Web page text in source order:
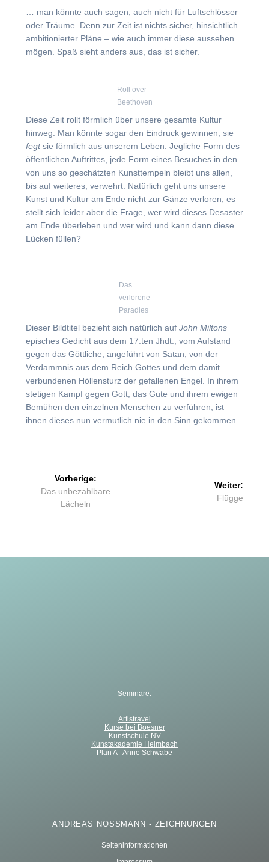
… man könnte auch sagen, auch nicht für Luftschlösser
oder Träume. Denn zur Zeit ist nichts sicher, hinsichtlich
ambitionierter Pläne – wie auch immer diese aussehen
mögen. Spaß sieht anders aus, das ist sicher.
Roll over
Beethoven
Diese Zeit rollt förmlich über unsere gesamte Kultur
hinweg. Man könnte sogar den Eindruck gewinnen, sie
fegtsie förmlich aus unserem Leben. Jegliche Form des
öffentlichen Auftrittes, jede Form eines Besuches in den
von uns so geschätzten Kunsttempeln bleibt uns allen,
bis auf weiteres, verwehrt. Natürlich geht uns unsere
Kunst und Kultur am Ende nicht zur Gänze verloren, es
stellt sich leider aber die Frage, wer wird dieses Desaster
am Ende überleben und wer wird und kann dann diese
Lücken füllen?
Das
verlorene
Paradies
Dieser Bildtitel bezieht sich natürlich auf John Miltons
episches Gedicht aus dem 17.ten Jhdt., vom Aufstand
gegen das Göttliche, angeführt von Satan, von der
Verdammnis aus dem Reich Gottes und dem damit
verbundenen Höllensturz der gefallenen Engel. In ihrem
stetigen Kampf gegen Gott, das Gute und ihrem ewigen
Bemühen den einzelnen Menschen zu verführen, ist
ihnen dieses nun vermutlich nie in den Sinn gekommen.
Beitragsnavigation
Vorherige:
Vorheriger
Beitrag:
Das unbezahlbare
Lächeln
Weiter:
Nächster
Flügge
ANDREAS NOSSMANN - ZEICHNUNGEN
Seiteninformationen
Seminare:
Artistravel
Kurse bei Boesner
Kunstschule NV
Kunstakademie Heimbach
Plan A - Anne Schwabe